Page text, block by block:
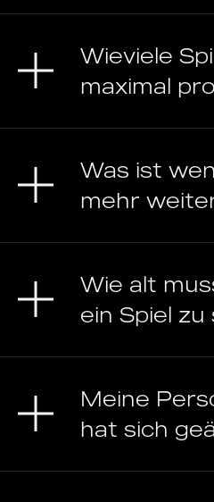
Wieviele
maximal
Was ist
mehr
Wie alt
ein Spiel zu
Meine
hat sich